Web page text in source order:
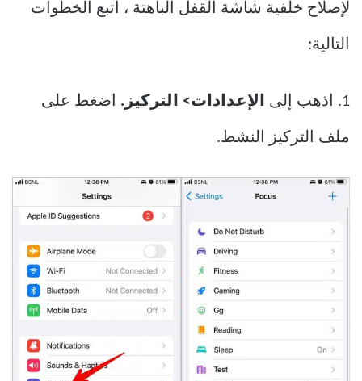
لإصلاح خلفية شاشة القفل الباهتة ، اتبع الخطوات
التالية:
1. اذهب إلى الإعدادات> التركيز. اضغط على
ملف التركيز النشط.